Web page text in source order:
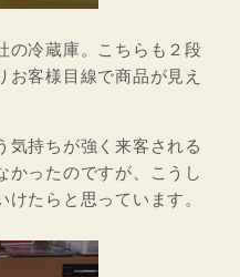
の冷蔵庫。こちらも２段
客様目線で商品が見え
気持ちが強く来客される
かったのですが、こうし
たらと思っています。